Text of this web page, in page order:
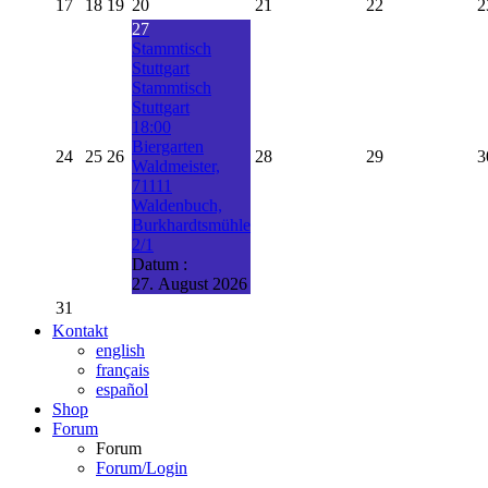
17 18 19 20 21 22
24 25 26
27
Stammtisch
Stuttgart
Stammtisch
Stuttgart
18:00
Biergarten
Waldmeister,
71111
Waldenbuch,
Burkhardtsmühle
2/1
Datum :
27. August 2026
28 29
31
Kontakt
english
français
español
Shop
Forum
Forum
Forum/Login